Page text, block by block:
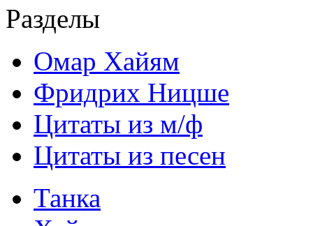
Разделы
Омар Хайям
Фридрих Ницше
Цитаты из м/ф
Цитаты из песен
Танка